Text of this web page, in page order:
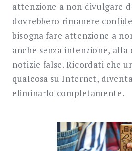
attenzione a non divulgare
dovrebbero rimanere
bisogna fare attenzione a
anche senza intenzione,
notizie false. Ricordati che
qualcosa su Internet,
eliminarlo completamente.